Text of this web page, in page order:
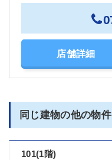
店舗詳細
同じ建物の他の物件
101(1階)